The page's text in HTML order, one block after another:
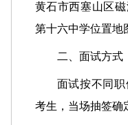
黄石市西塞山区
第十六中学位置地
二、面试方式
面试按不同
考生，当场抽签确